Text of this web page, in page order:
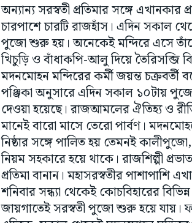
অন্যান্য সরস্বতী প্রতিমার সঙ্গে এখানকার
চারপাশে চারটি রাজহাঁস। এদিন
পুজো শুরু হয়। অনেকেই মন্দিরে এসে
খিচুড়ি ও বাঁধাকপি-আলু দিয়ে তৈরিসব্জি
মদনমোহন মন্দিরের কর্মী জয়ন্ত
পঞ্জিকা অনুসারে এদিন সকাল ১০টায়
দেওয়া হয়েছে। রাজআমলের ঐতিহ্য ও
মানেই বারো মাসে তেরো পার্বণ।
নিষ্ঠার সঙ্গে পালিত হয় তেমনই
নিয়ম সহকারে হয়ে থাকে। রাজশিল্পী
প্রতিমা বানান। মহাসরস্বতীর
শনিবার সন্ধ্যা থেকেই কোচবিহারের
জায়গাতেই সরস্বতী পুজো শুরু হয়ে যায়।